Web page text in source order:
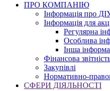
ПРО КОМПАНІЮ
Інформація про
Інформація для
Регулярна
Особлива
Інша
Фінансова
Закупівлі
Нормативно-
СФЕРИ ДІЯЛЬНОСТІ